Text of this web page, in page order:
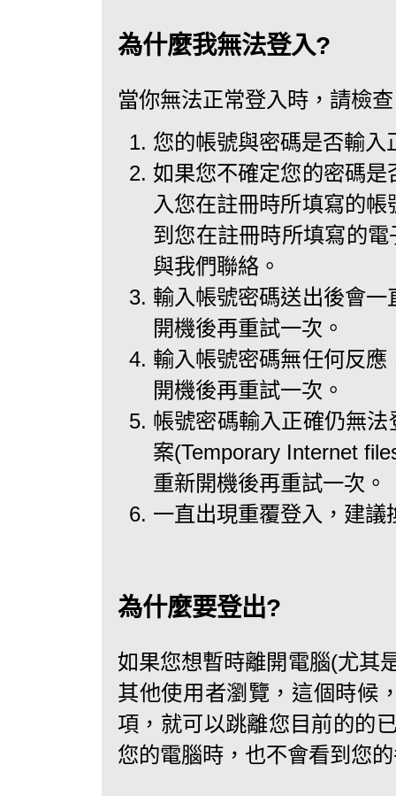
為什麼我無法登入?
當你無法正常登入時，請檢
您的帳號與密碼是否輸入
如果您不確定您的密碼
入您在註冊時所填寫的
到您在註冊時所填寫的
與我們聯絡。
輸入帳號密碼送出後會
開機後再重試一次。
輸入帳號密碼無任何反
開機後再重試一次。
帳號密碼輸入正確仍無
案(Temporary Internet
重新開機後再重試一次。
一直出現重覆登入，建
為什麼要登出?
如果您想暫時離開電腦(尤其
其他使用者瀏覽，這個時候
項，就可以跳離您目前的的
您的電腦時，也不會看到您